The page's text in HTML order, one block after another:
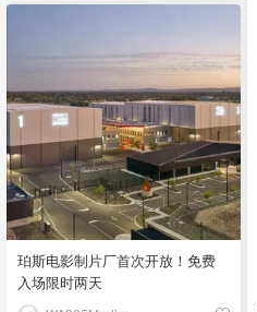
珀斯电影制片厂首次开放！免费
入场限时两天